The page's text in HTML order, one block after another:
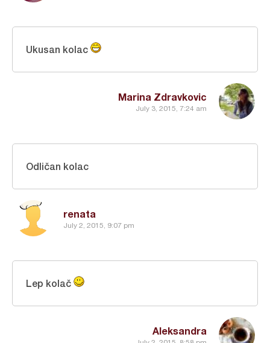
Marina Zdravkovic
July 3, 2015, 7:24 am
Ukusan kolac
renata
July 2, 2015, 9:07 pm
Odličan kolac
Aleksandra
Lep kolač